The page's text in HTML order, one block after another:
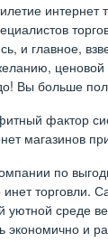
и главное,
ценовой
Вы больше
фактор
магазинов
по
инет торговли.
уютной среде
экономично и